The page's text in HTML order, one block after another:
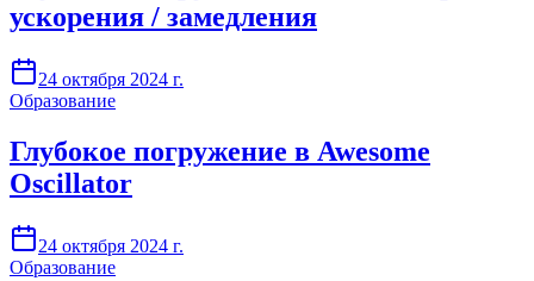
ускорения / замедления
24 октября 2024 г.
Образование
Глубокое погружение в Awesome
Oscillator
24 октября 2024 г.
Образование